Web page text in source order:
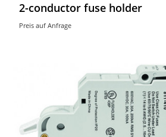
2-conductor fuse holder
Preis auf Anfrage